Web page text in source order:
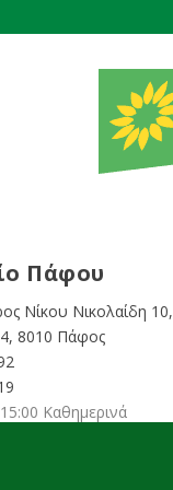
Πάφου
Νίκου Νικολαίδη 10,
8010 Πάφος
Καθημερινά